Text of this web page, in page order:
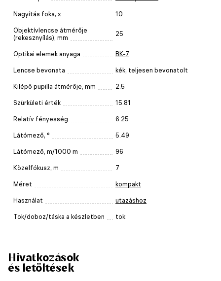
Nagyítás foka, x 10
Objektívlencse átmérője
(rekesznyílás), mm
25
Optikai elemek anyaga BK-7
Lencse bevonata kék, teljesen bevonatolt
Kilépő pupilla átmérője, mm 2.5
Szürkületi érték 15.81
Relatív fényesség 6.25
Látómező, ° 5.49
Látómező, m/1000 m 96
Közelfókusz, m 7
Méret kompakt
Használat utazáshoz
Tok/doboz/táska a készletben tok
Hivatkozások
és letöltések